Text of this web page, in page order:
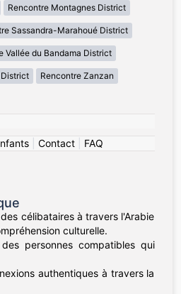
Rencontre Montagnes District
Sassandra-Marahoué District
Vallée du Bandama District
Rencontre Zanzan
| Contact| FAQ
célibataires à travers l'Arabie
culturelle.
personnes compatibles qui
authentiques à travers la